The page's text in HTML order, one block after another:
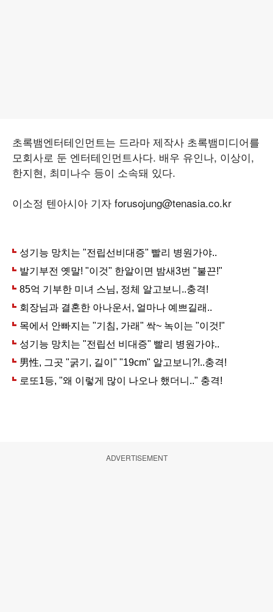
초록뱀엔터테인먼트는 드라마 제작사 초록뱀미디어를
모회사로 둔 엔터테인먼트사다. 배우 유인나, 이상이,
한지현, 최미나수 등이 소속돼 있다.
이소정 텐아시아 기자 forusojung@tenasia.co.kr
ADVERTISEMENT